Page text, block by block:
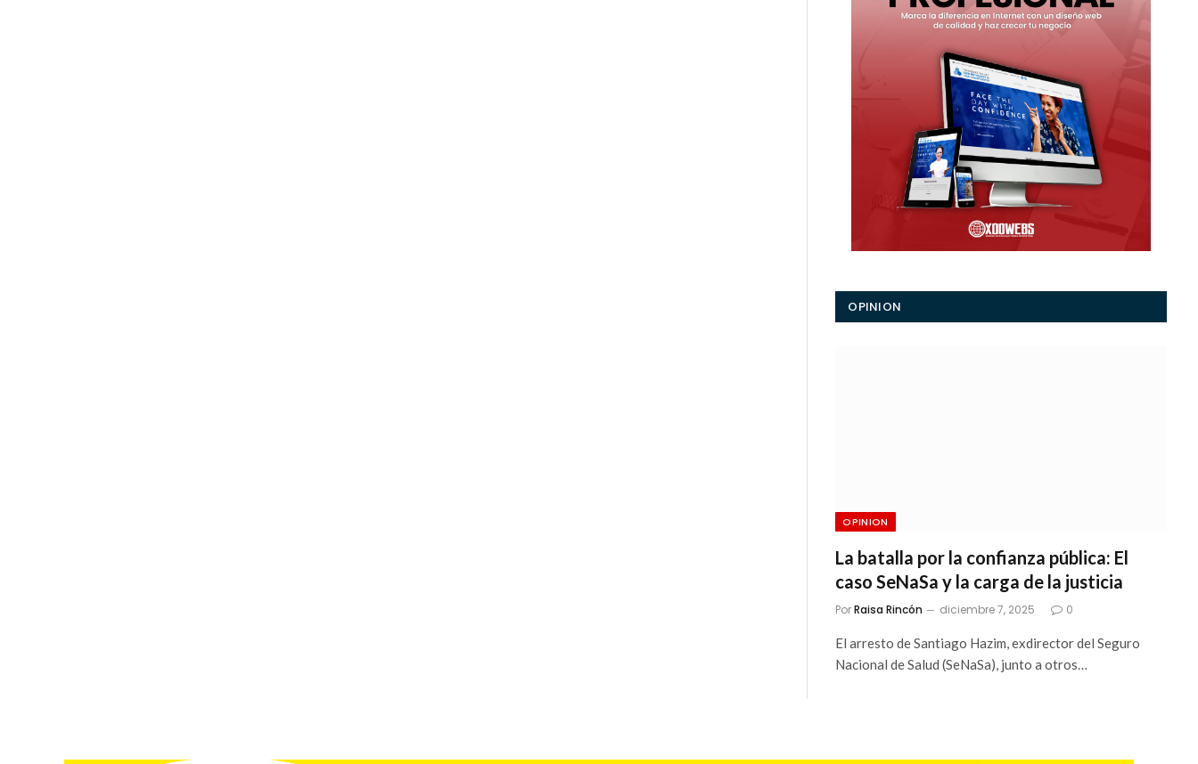
OPINION
OPINION
La batalla por la confianza pública: El
caso SeNaSa y la carga de la justicia
PorRaisa Rincón diciembre 7, 2025 0
El arresto de Santiago Hazim, exdirector del Seguro
Nacional de Salud (SeNaSa), junto a otros…